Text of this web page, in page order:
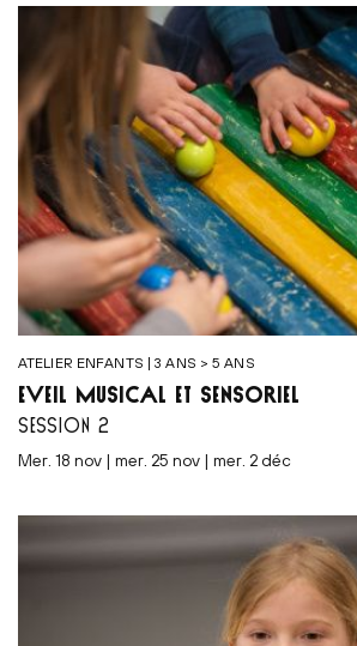
ATELIER ENFANTS | 3 ANS > 5 ANS
ÉVEIL MUSICAL ET SENSORIEL
SESSION 2
mer. 18 nov | mer. 25 nov | mer. 2 déc